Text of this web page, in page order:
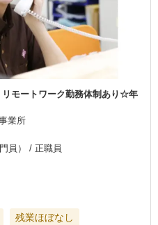
モートワーク勤務体制あり☆年
業所
員） / 正職員
残業ほぼなし